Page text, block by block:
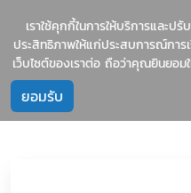
1237 บริการนำเข้าสินค้
เราใช้คุกกี้ในการให้บริการและป
ประสิทธิภาพให้แก่ประสบการณ์กา
เว็บไซต์ของเราต่อ ถือว่าคุณยินยอม